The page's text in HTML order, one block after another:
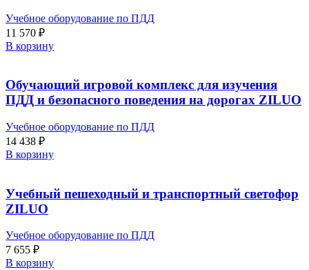
Учебное оборудование по ПДД
11 570 ₽
В корзину
Обучающий игровой комплекс для изучения
ПДД и безопасного поведения на дорогах ZILUO
Учебное оборудование по ПДД
14 438 ₽
В корзину
Учебный пешеходный и транспортный светофор
ZILUO
Учебное оборудование по ПДД
7 655 ₽
В корзину